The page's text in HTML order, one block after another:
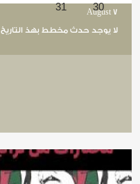
30
31
August 7
لا يوجد حدث مخطط بهذ التاريخ